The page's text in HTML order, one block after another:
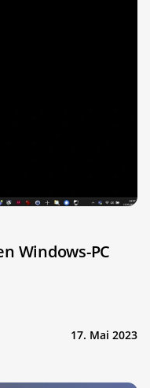
Windows-PC
17. Mai 2023